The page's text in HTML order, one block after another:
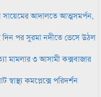
সায়েমের আদালতে আত্মসমর্পন,
দিন পর সুরমা নদীতে ভেসে উঠল
মামলার ৩ আসামী কক্সবাজার
স্বাস্থ্য কমপ্লেক্সে পরিদর্শন